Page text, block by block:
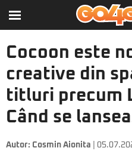
Cocoon este
creative din
titluri precum
Când se
Autor: Cosmin Aionita |